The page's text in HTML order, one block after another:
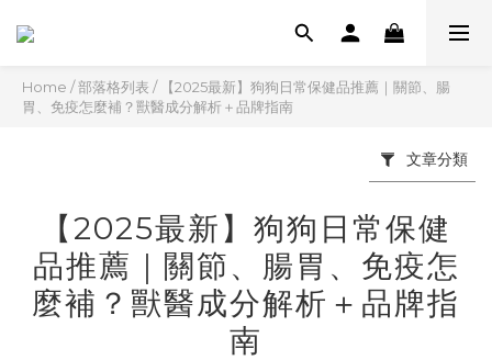
Home /部落格列表 /
【2025最新】狗狗日常保健品推薦｜關節、腸
胃、免疫怎麼補？獸醫成分解析＋品牌指南
文章分類
【2025最新】狗狗日常保健
品推薦｜關節、腸胃、免疫怎
麼補？獸醫成分解析＋品牌指
南